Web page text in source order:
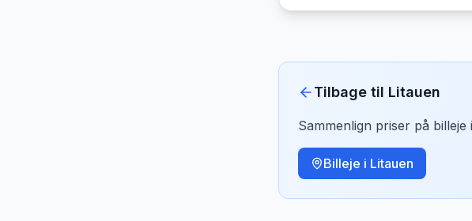
Tilbage til Litauen
Sammenlign priser på
Billeje i Litauen